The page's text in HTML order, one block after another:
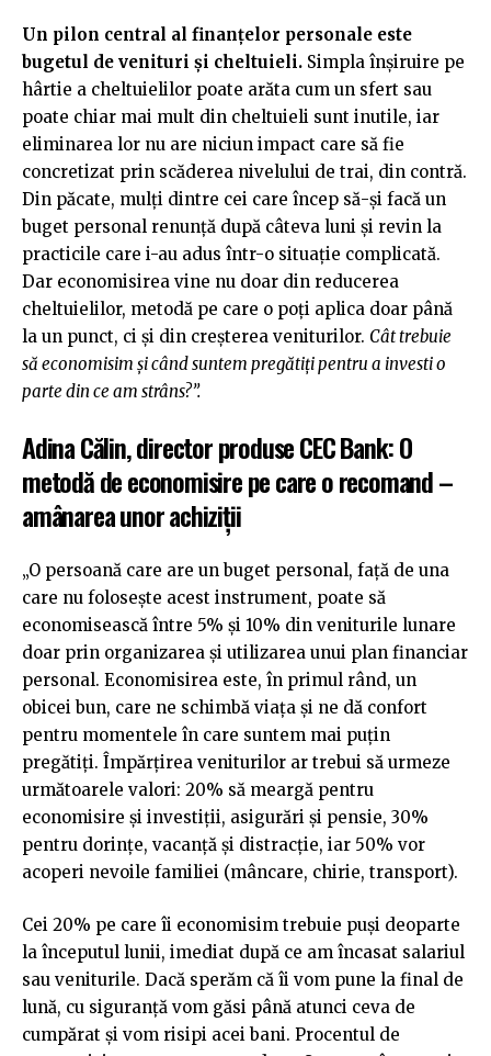
Un pilon central al finanțelor personale este
bugetul de venituri și cheltuieli. Simpla înșiruire pe
hârtie a cheltuielilor poate arăta cum un sfert sau
poate chiar mai mult din cheltuieli sunt inutile, iar
eliminarea lor nu are niciun impact care să fie
concretizat prin scăderea nivelului de trai, din contră.
Din păcate, mulți dintre cei care încep să-și facă un
buget personal renunță după câteva luni și revin la
practicile care i-au adus într-o situație complicată.
Dar economisirea vine nu doar din reducerea
cheltuielilor, metodă pe care o poți aplica doar până
la un punct, ci și din creșterea veniturilor. Cât trebuie
să economisim și când suntem pregătiți pentru a investi o
parte din ce am strâns?”.
Adina Călin, director produse CEC Bank: O
metodă de economisire pe care o recomand –
amânarea unor achiziții
„O persoană care are un buget personal, față de una
care nu folosește acest instrument, poate să
economisească între 5% și 10% din veniturile lunare
doar prin organizarea și utilizarea unui plan financiar
personal. Economisirea este, în primul rând, un
obicei bun, care ne schimbă viața și ne dă confort
pentru momentele în care suntem mai puțin
pregătiți. Împărțirea veniturilor ar trebui să urmeze
următoarele valori: 20% să meargă pentru
economisire și investiții, asigurări și pensie, 30%
pentru dorințe, vacanță și distracție, iar 50% vor
acoperi nevoile familiei (mâncare, chirie, transport).
Cei 20% pe care îi economisim trebuie puși deoparte
la începutul lunii, imediat după ce am încasat salariul
sau veniturile. Dacă sperăm că îi vom pune la final de
lună, cu siguranță vom găsi până atunci ceva de
cumpărat și vom risipi acei bani. Procentul de